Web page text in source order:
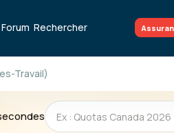
Forum Rechercher
Travail)